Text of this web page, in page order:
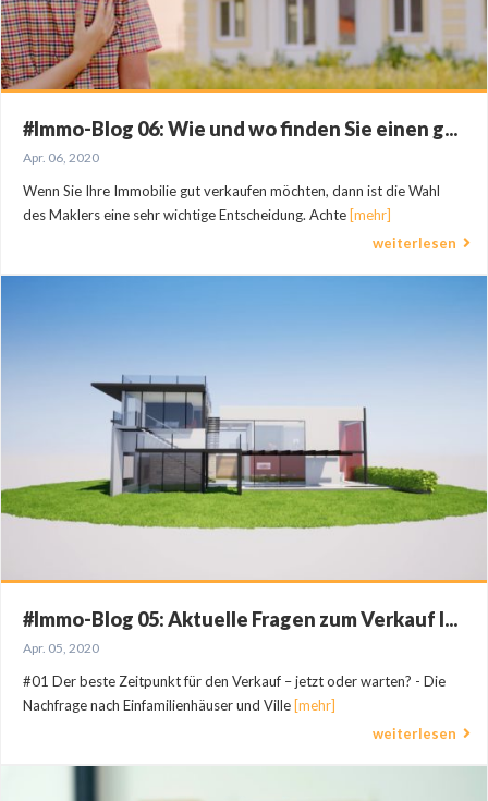
#Immo-Blog 06: Wie und wo finden Sie einen g...
Apr. 06, 2020
Wenn Sie Ihre Immobilie gut verkaufen möchten, dann ist die Wahl
des Maklers eine sehr wichtige Entscheidung. Achte [mehr]
weiterlesen
#Immo-Blog 05: Aktuelle Fragen zum Verkauf I...
Apr. 05, 2020
#01 Der beste Zeitpunkt für den Verkauf – jetzt oder warten? - Die
Nachfrage nach Einfamilienhäuser und Ville [mehr]
weiterlesen